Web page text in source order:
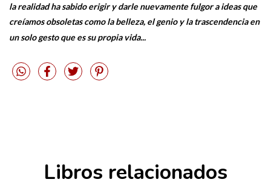
la realidad ha sabido erigir y darle nuevamente fulgor a ideas que
creíamos obsoletas como la belleza, el genio y la trascendencia en
un solo gesto que es su propia vida...
Libros relacionados